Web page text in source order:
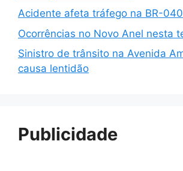
Acidente afeta tráfego na BR-
Ocorrências no Novo Anel nesta
Sinistro de trânsito na Avenida
causa lentidão
Publicidade